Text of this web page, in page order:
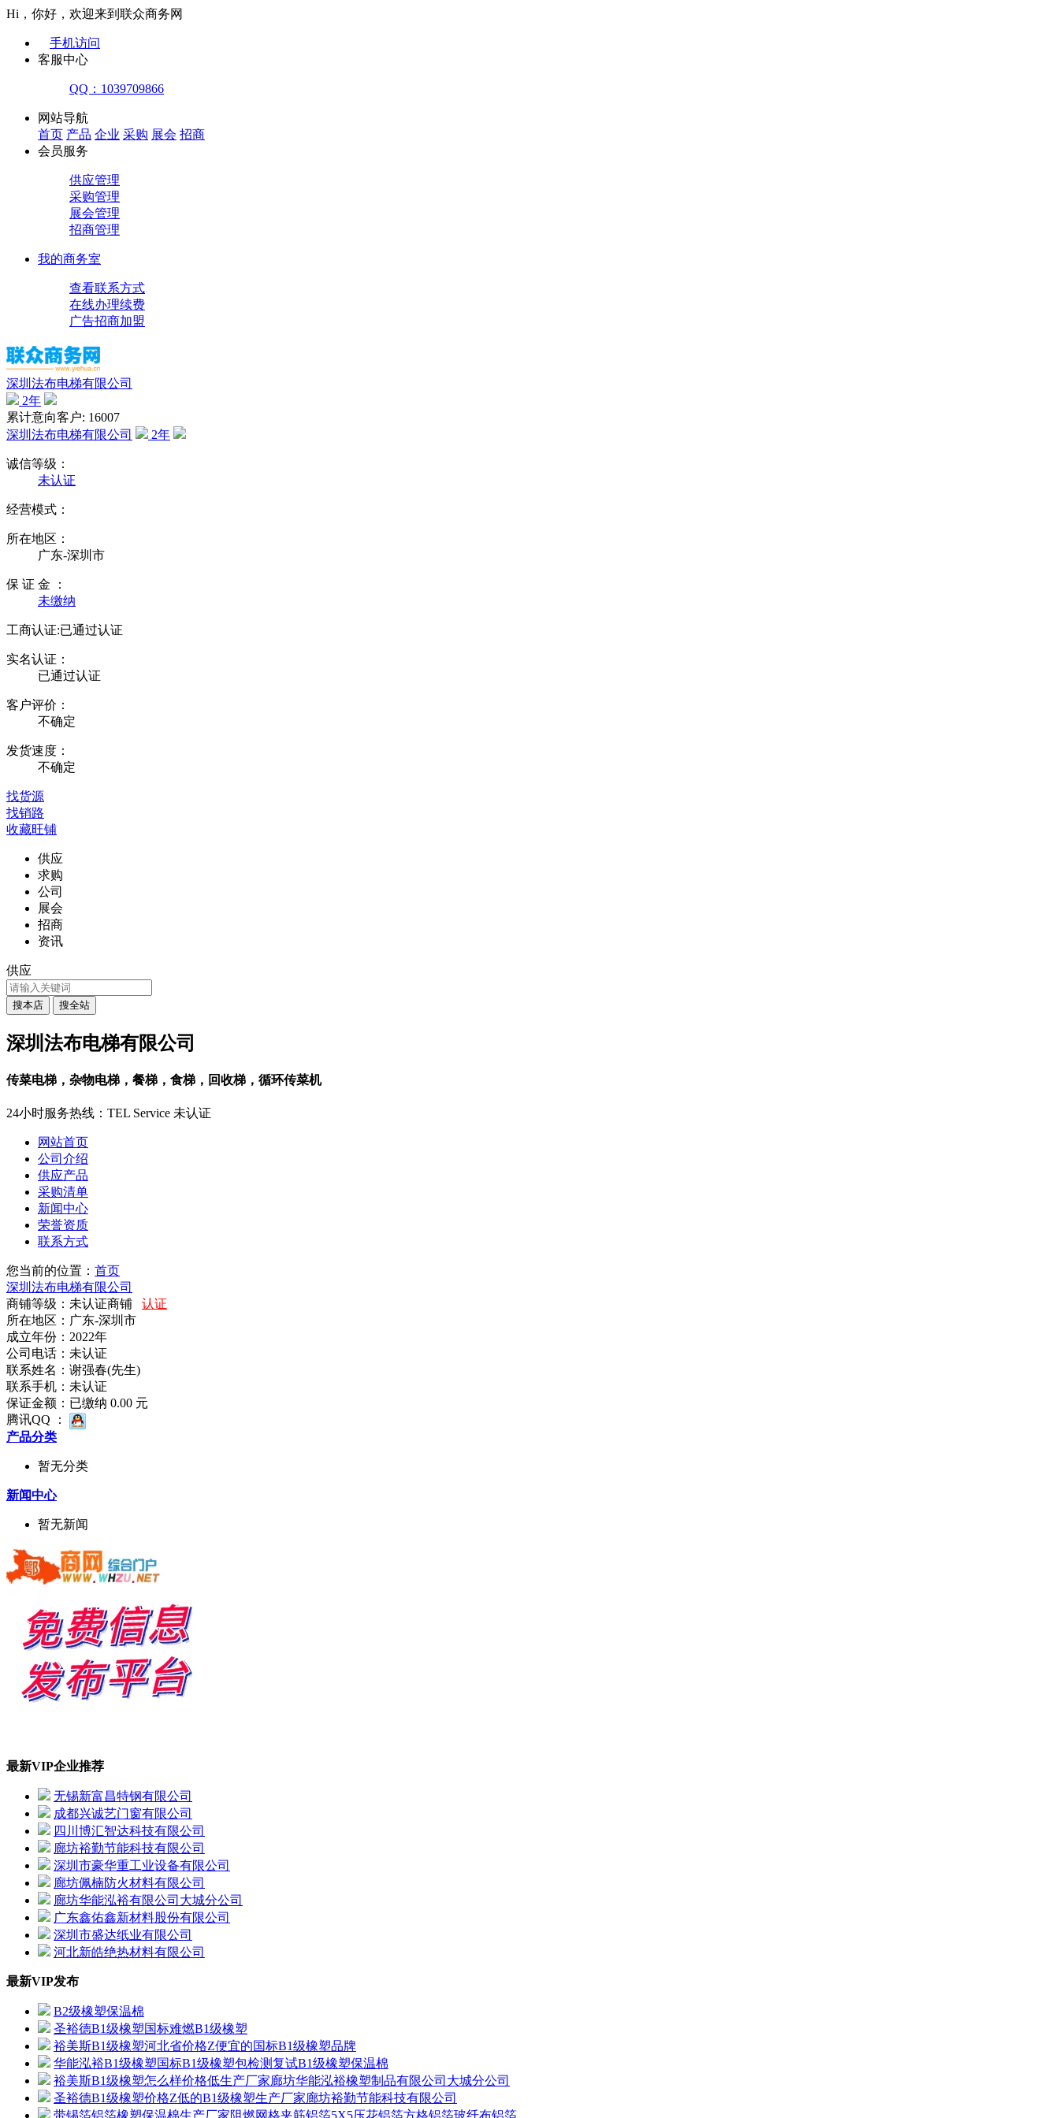
Hi，你好，欢迎来到联众商务网
手机访问
客服中心
QQ：1039709866
网站导航
首页 产品 企业 采购 展会 招商
会员服务
供应管理
采购管理
展会管理
招商管理
我的商务室
查看联系方式
在线办理续费
广告招商加盟
深圳法布电梯有限公司
2年
累计意向客户: 16007
深圳法布电梯有限公司
2年
诚信等级：
未认证
经营模式：
所在地区：
广东-深圳市
保 证 金 ：
未缴纳
工商认证:已通过认证
实名认证：
已通过认证
客户评价：
不确定
发货速度：
不确定
找货源
找销路
收藏旺铺
供应
求购
公司
展会
招商
资讯
供应
深圳法布电梯有限公司
传菜电梯，杂物电梯，餐梯，食梯，回收梯，循环传菜机
24小时服务热线： TEL Service 未认证
网站首页
公司介绍
供应产品
采购清单
新闻中心
荣誉资质
联系方式
您当前的位置： 首页
深圳法布电梯有限公司
商铺等级：未认证商铺 认证
所在地区：广东-深圳市
成立年份：2022年
公司电话： 未认证
联系姓名：谢强春(先生)
联系手机： 未认证
保证金额： 已缴纳 0.00 元
腾讯QQ ：
产品分类
暂无分类
新闻中心
暂无新闻
最新VIP企业推荐
无锡新富昌特钢有限公司
成都兴诚艺门窗有限公司
四川博汇智达科技有限公司
廊坊裕勤节能科技有限公司
深圳市豪华重工业设备有限公司
廊坊佩楠防火材料有限公司
廊坊华能泓裕有限公司大城分公司
广东鑫佑鑫新材料股份有限公司
深圳市盛达纸业有限公司
河北新皓绝热材料有限公司
最新VIP发布
B2级橡塑保温棉
圣裕德B1级橡塑国标难燃B1级橡塑
裕美斯B1级橡塑河北省价格Z便宜的国标B1级橡塑品牌
华能泓裕B1级橡塑国标B1级橡塑包检测复试B1级橡塑保温棉
裕美斯B1级橡塑怎么样价格低生产厂家廊坊华能泓裕橡塑制品有限公司大城分公司
圣裕德B1级橡塑价格Z低的B1级橡塑生产厂家廊坊裕勤节能科技有限公司